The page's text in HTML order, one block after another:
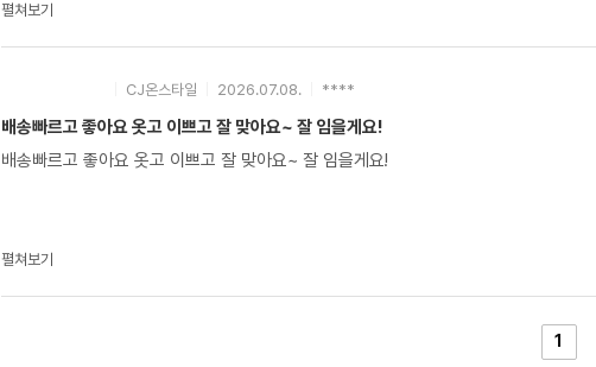
펼쳐보기
CJ온스타일 2026.07.08. ****
배송빠르고 좋아요 옷고 이쁘고 잘 맞아요~ 잘 임을게요!
배송빠르고 좋아요 옷고 이쁘고 잘 맞아요~ 잘 임을게요!
펼쳐보기
1